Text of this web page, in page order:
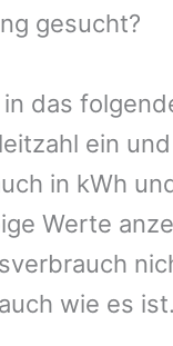
gesucht?
das
ein
in kWh
Werte
wie es ist.